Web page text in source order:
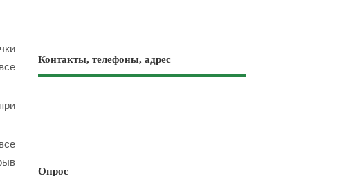
Контакты, телефоны, адрес
Опрос